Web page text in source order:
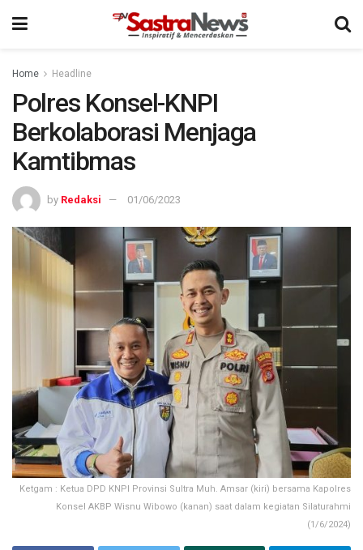
Home Headline
Polres Konsel-KNPI
Berkolaborasi Menjaga
Kamtibmas
by Redaksi 01/06/2023
Ketgam : Ketua DPD KNPI Provinsi Sultra Muh. Amsar (kiri) bersama Kapolres
Konsel AKBP Wisnu Wibowo (kanan) saat dalam kegiatan Silaturahmi
(1/6/2024)